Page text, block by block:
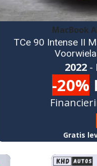
MacBook
TCe 90 Intense II
2022-
-20%
Gratis